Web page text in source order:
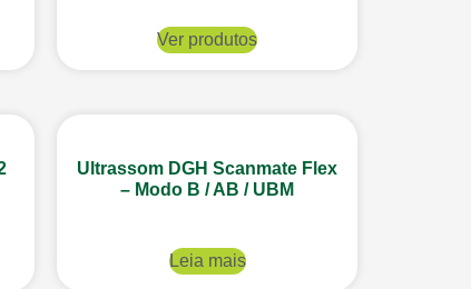
Ver produtos
Ultrassom DGH Scanmate Flex
– Modo B / AB / UBM
Leia mais